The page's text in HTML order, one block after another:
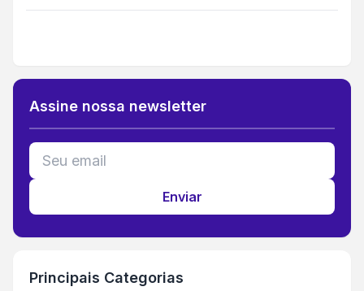
Assine nossa newsletter
Enviar
Principais Categorias